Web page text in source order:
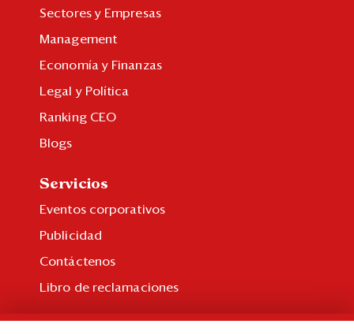
Sectores y Empresas
Management
Economía y Finanzas
Legal y Política
Ranking CEO
Blogs
Servicios
Eventos corporativos
Publicidad
Contáctenos
Libro de reclamaciones